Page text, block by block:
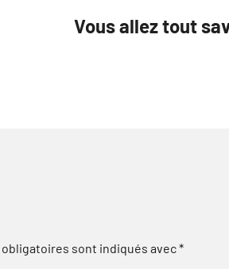
Vous allez tout
obligatoires sont indiqués avec*